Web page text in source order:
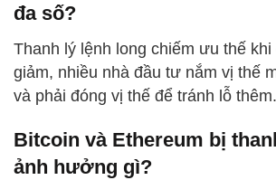
đa số?
Thanh lý lệnh long chiếm ưu thế khi
giảm, nhiều nhà đầu tư nắm vị thế
và phải đóng vị thế để tránh lỗ thêm.
Bitcoin và Ethereum bị
ảnh hưởng gì?